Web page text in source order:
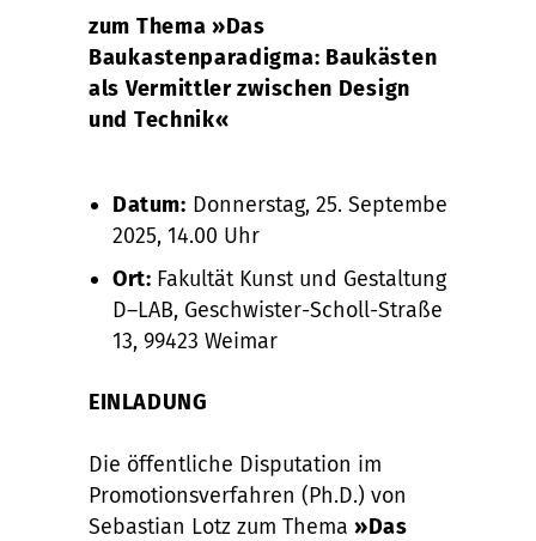
zum Thema »Das
Baukastenparadigma: Baukästen
als Vermittler zwischen Design
und Technik«
Datum: Donnerstag, 25. September
2025, 14.00 Uhr
Ort: Fakultät Kunst und Gestaltung,
D–LAB, Geschwister-Scholl-Straße
13, 99423 Weimar
EINLADUNG
Die öffentliche Disputation im
Promotionsverfahren (Ph.D.) von
Sebastian Lotz zum Thema »Das